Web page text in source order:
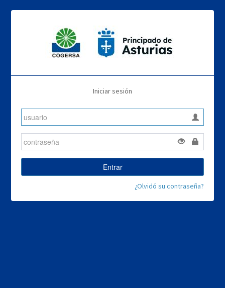
Iniciar sesión
Entrar
¿Olvidó su contraseña?